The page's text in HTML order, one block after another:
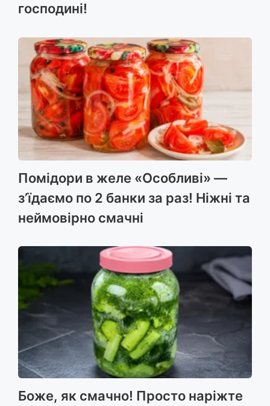
господині!
Помідори в желе «Особливі» —
з’їдаємо по 2 банки за раз! Ніжні та
неймовірно смачні
Боже, як смачно! Просто наріжте